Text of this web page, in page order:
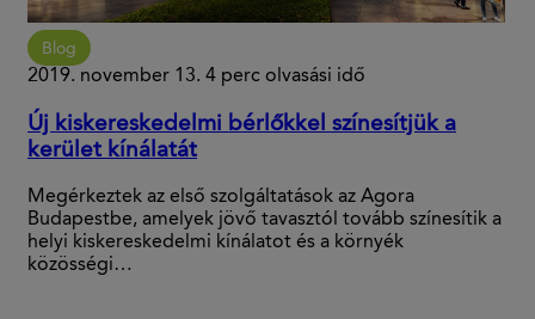
Blog
2019. november 13. 4 perc olvasási idő
Új kiskereskedelmi bérlőkkel színesítjük a
kerület kínálatát
Megérkeztek az első szolgáltatások az Agora
Budapestbe, amelyek jövő tavasztól tovább színesítik a
helyi kiskereskedelmi kínálatot és a környék
közösségi…